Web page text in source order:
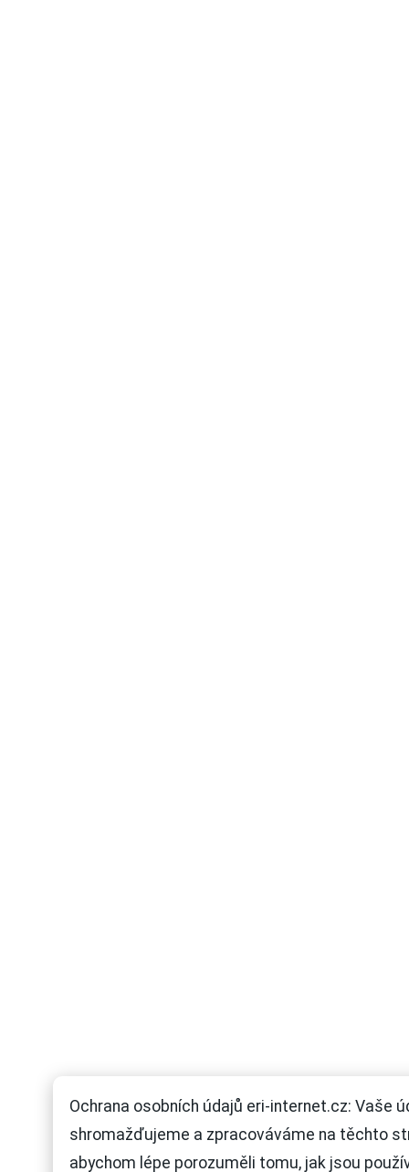
Ochrana osobních údajů eri-internet.cz: Vaše
shromažďujeme a zpracováváme na těchto
abychom lépe porozuměli tomu, jak jsou